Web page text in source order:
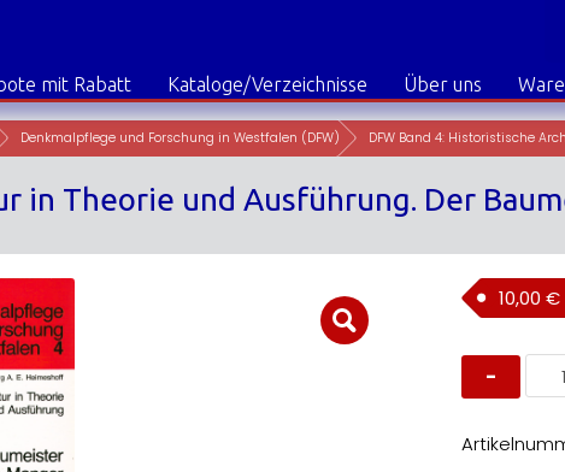
mit Rabatt Kataloge/Verzeichnisse Über uns
Denkmalpflege und Forschung in Westfalen (DFW)
in Theorie und Ausführung. Der
10,00 €
DFW
Band
4:
in